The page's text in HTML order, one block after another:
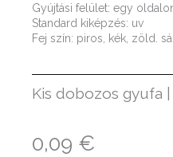
Gyújtási felület: egy
Standard kiképzés: uv
Fej szín: piros, kék, zöld.
Kis dobozos gyufa
0,09 €